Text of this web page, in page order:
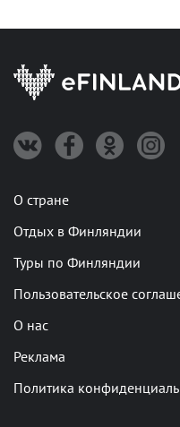
О стране
Отдых в Финляндии
Туры по Финляндии
Пользовательское
О нас
Реклама
Политика